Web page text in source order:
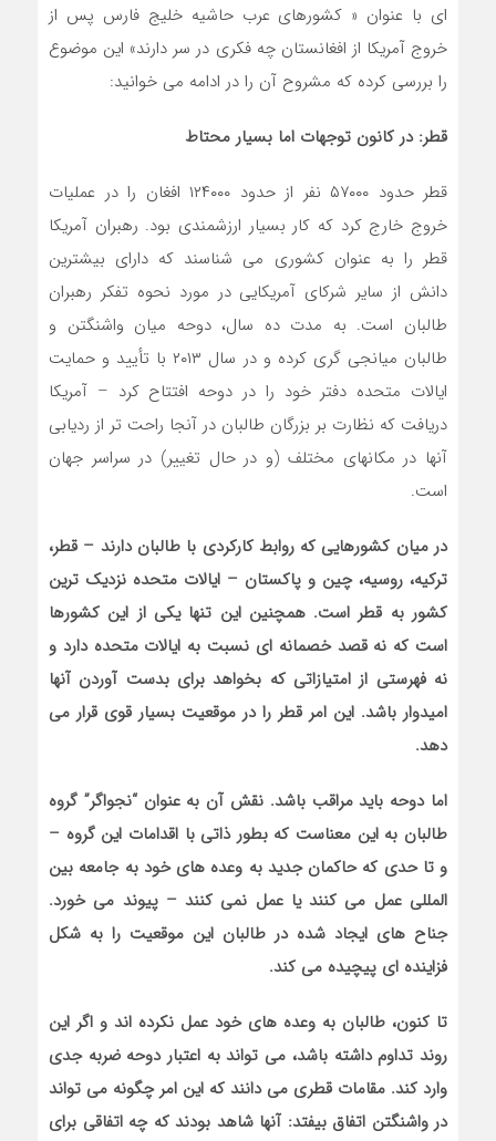
ای با عنوان « کشورهای عرب حاشیه خلیج فارس پس از
خروج آمریکا از افغانستان چه فکری در سر دارند» این موضوع
را بررسی کرده که مشروح آن را در ادامه می خوانید:
قطر: در کانون توجهات اما بسیار محتاط
قطر حدود ۵۷۰۰۰ نفر از حدود ۱۲۴۰۰۰ افغان را در عملیات
خروج خارج کرد که کار بسیار ارزشمندی بود. رهبران آمریکا
قطر را به عنوان کشوری می شناسند که دارای بیشترین
دانش از سایر شرکای آمریکایی در مورد نحوه تفکر رهبران
طالبان است. به مدت ده سال، دوحه میان واشنگتن و
طالبان میانجی گری کرده و در سال ۲۰۱۳ با تأیید و حمایت
ایالات متحده دفتر خود را در دوحه افتتاح کرد – آمریکا
دریافت که نظارت بر بزرگان طالبان در آنجا راحت تر از ردیابی
آنها در مکانهای مختلف (و در حال تغییر) در سراسر جهان
است.
در میان کشورهایی که روابط کارکردی با طالبان دارند – قطر،
ترکیه، روسیه، چین و پاکستان – ایالات متحده نزدیک ترین
کشور به قطر است. همچنین این تنها یکی از این کشورها
است که نه قصد خصمانه ای نسبت به ایالات متحده دارد و
نه فهرستی از امتیازاتی که بخواهد برای بدست آوردن آنها
امیدوار باشد. این امر قطر را در موقعیت بسیار قوی قرار می
دهد.
اما دوحه باید مراقب باشد. نقش آن به عنوان “نجواگر” گروه
طالبان به این معناست که بطور ذاتی با اقدامات این گروه –
و تا حدی که حاکمان جدید به وعده های خود به جامعه بین
المللی عمل می کنند یا عمل نمی کنند – پیوند می خورد.
جناح های ایجاد شده در طالبان این موقعیت را به شکل
فزاینده ای پیچیده می کند.
تا کنون، طالبان به وعده های خود عمل نکرده اند و اگر این
روند تداوم داشته باشد، می تواند به اعتبار دوحه ضربه جدی
وارد کند. مقامات قطری می دانند که این امر چگونه می تواند
در واشنگتن اتفاق بیفتد: آنها شاهد بودند که چه اتفاقی برای